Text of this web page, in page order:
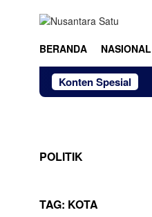
BERANDA NASIONAL
Konten Spesial
POLITIK
TAG: KOTA